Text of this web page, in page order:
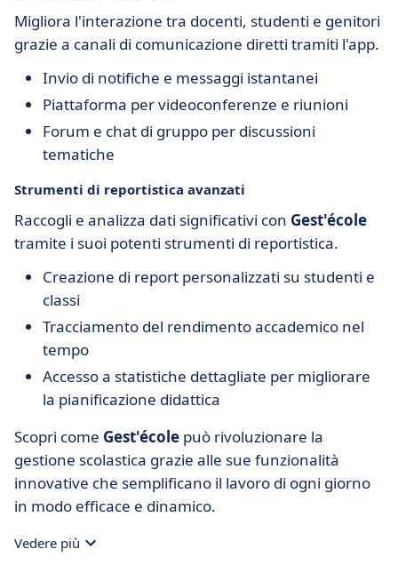
Migliora l'interazione tra docenti, studenti e genitori
grazie a canali di comunicazione diretti tramiti l'app.
Invio di notifiche e messaggi istantanei
Piattaforma per videoconferenze e riunioni
Forum e chat di gruppo per discussioni
tematiche
Strumenti di reportistica avanzati
Raccogli e analizza dati significativi con Gest'école
tramite i suoi potenti strumenti di reportistica.
Creazione di report personalizzati su studenti e
classi
Tracciamento del rendimento accademico nel
tempo
Accesso a statistiche dettagliate per migliorare
la pianificazione didattica
Scopri come Gest'école può rivoluzionare la
gestione scolastica grazie alle sue funzionalità
innovative che semplificano il lavoro di ogni giorno
in modo efficace e dinamico.
Vedere più